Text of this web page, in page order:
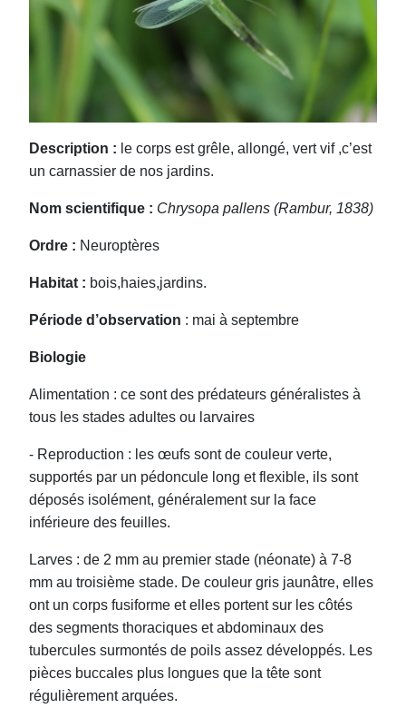
Description : le corps est grêle, allongé, vert vif ,c’est
un carnassier de nos jardins.
Nom scientifique : Chrysopa pallens (Rambur, 1838)
Ordre : Neuroptères
Habitat : bois,haies,jardins.
Période d’observation : mai à septembre
Biologie
Alimentation : ce sont des prédateurs généralistes à
tous les stades adultes ou larvaires
- Reproduction : les œufs sont de couleur verte,
supportés par un pédoncule long et flexible, ils sont
déposés isolément, généralement sur la face
inférieure des feuilles.
Larves : de 2 mm au premier stade (néonate) à 7-8
mm au troisième stade. De couleur gris jaunâtre, elles
ont un corps fusiforme et elles portent sur les côtés
des segments thoraciques et abdominaux des
tubercules surmontés de poils assez développés. Les
pièces buccales plus longues que la tête sont
régulièrement arquées.